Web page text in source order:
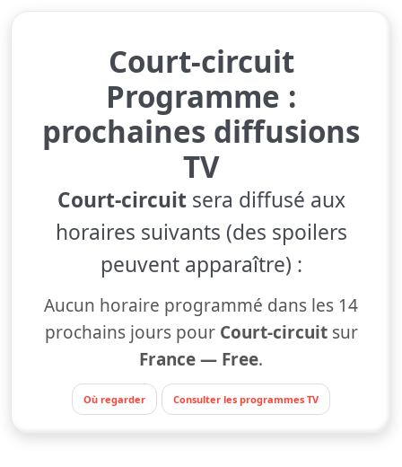
Court-circuit
Programme :
prochaines diffusions
TV
Court-circuitsera diffusé aux
horaires suivants (des spoilers
peuvent apparaître) :
Aucun horaire programmé dans les 14
prochains jours pour Court-circuitsur
France — Free.
Où regarder Consulter les programmes TV